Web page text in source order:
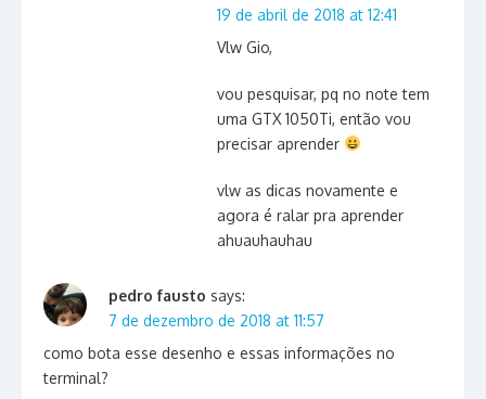
19 de abril de 2018 at 12:41
Vlw Gio,
vou pesquisar, pq no note tem
uma GTX 1050Ti, então vou
precisar aprender
vlw as dicas novamente e
agora é ralar pra aprender
ahuauhauhau
pedro fausto says:
7 de dezembro de 2018 at 11:57
como bota esse desenho e essas informações no
terminal?